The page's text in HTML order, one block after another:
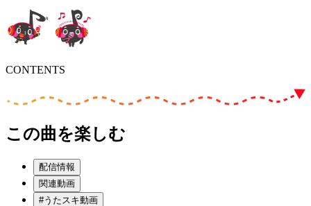
CONTENTS
この曲を楽しむ
配信情報
関連動画
#うたスキ動画